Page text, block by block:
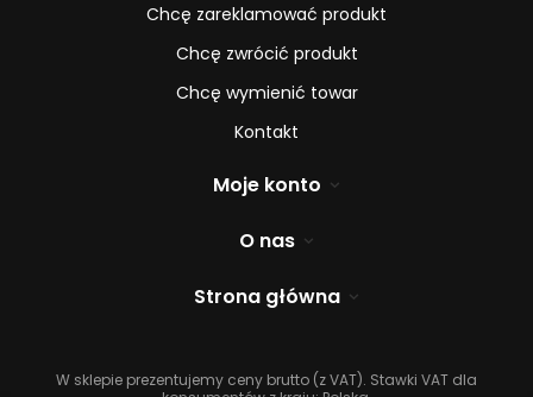
Chcę zareklamować produkt
Chcę zwrócić produkt
Chcę wymienić towar
Kontakt
Moje konto
O nas
Strona główna
W sklepie prezentujemy ceny brutto (z VAT). Stawki VAT dla